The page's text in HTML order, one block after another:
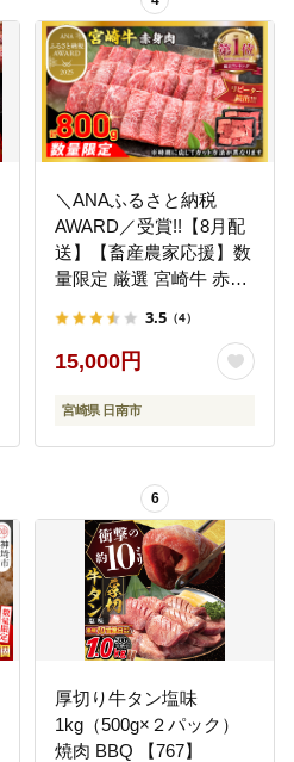
＼ANAふるさと納税
AWARD／受賞!!【8月配
送】【畜産農家応援】数
量限定 厳選 宮崎牛 赤身
焼き肉 BBQ 鉄板焼き バ
ーベキュー 人気 黒毛和
牛 肩ウデ モモ A4 A5 等
級 ギフト 贈答 小分け 食
_C168-26-08
3.5 （4）
15,000円
宮崎県 日南市
6
厚切り牛タン塩味
1kg（500g×２パック）
焼肉 BBQ 【767】